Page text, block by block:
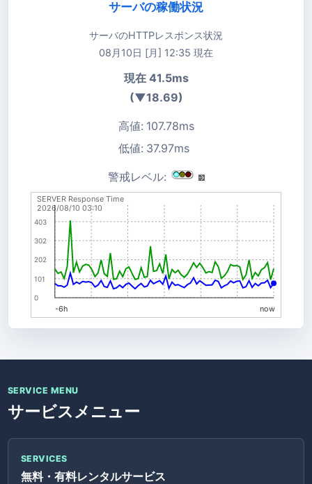
サーバの稼働状況
サーバのHTTPレスポンス状況
08月10日 [月] 12:35 現在
現在 41.5ms
(▼18.69)
高値: 107.78ms
低値: 37.97ms
警戒レベル:
SERVER Response Time
2026/08/10 03:10
403
302
202
101
0
-6h now
SERVICE MENU
サービスメニュー
SERVICES
無料・有料レンタルサービス